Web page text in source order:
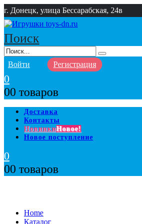
г. Донецк, улица Бессарабская, 24в
Поиск
Войти Регистрация
0
00 товаров
Доставка
Контакты
НовинкиНовое!
Новое поступление
0
00 товаров
Home
Каталог